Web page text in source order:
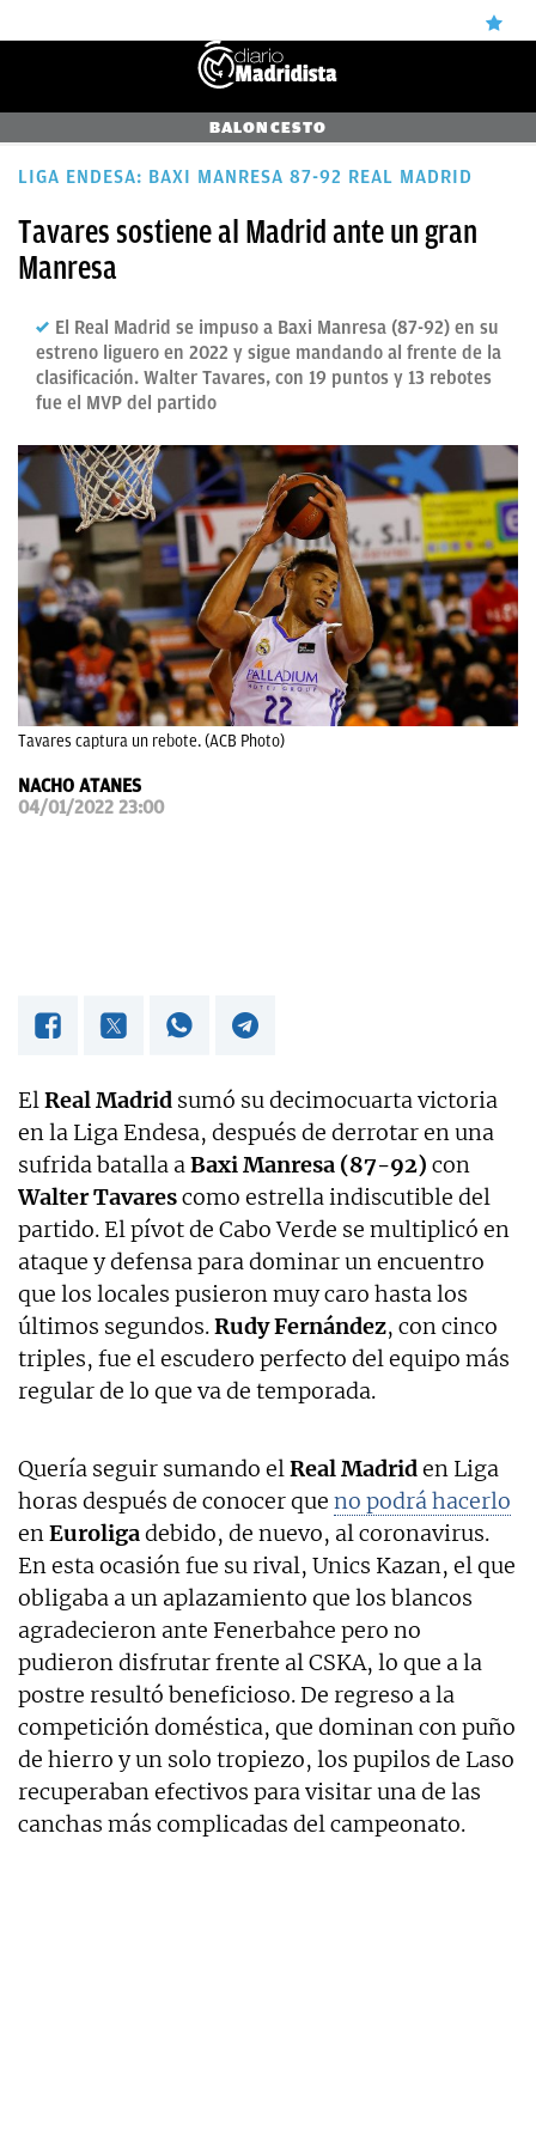
ÚLTIMAS
MADRID
CANTERA
FICHAJES
FEMENINO
PAPARAZZI
OKDIARIO
BALONCESTO
LIGA ENDESA: BAXI MANRESA 87-92 REAL MADRID
Tavares sostiene al Madrid ante un gran
Manresa
El Real Madrid se impuso a Baxi Manresa (87-92) en su
estreno liguero en 2022 y sigue mandando al frente de la
clasificación. Walter Tavares, con 19 puntos y 13 rebotes
fue el MVP del partido
Tavares captura un rebote. (ACB Photo)
NACHO ATANES
04/01/2022 23:00
ElReal Madrid sumó su decimocuarta victoria
en la Liga Endesa, después de derrotar en una
sufrida batalla aBaxi Manresa (87-92) con
Walter Tavarescomo estrella indiscutible del
partido. El pívot de Cabo Verde se multiplicó en
ataque y defensa para dominar un encuentro
que los locales pusieron muy caro hasta los
últimos segundos.Rudy Fernández, con cinco
triples, fue el escudero perfecto del equipo más
regular de lo que va de temporada.
Quería seguir sumando elReal Madriden Liga
horas después de conocer que no podrá hacerlo
enEuroligadebido, de nuevo, al coronavirus.
En esta ocasión fue su rival, Unics Kazan, el que
obligaba a un aplazamiento que los blancos
agradecieron ante Fenerbahce pero no
pudieron disfrutar frente al CSKA, lo que a la
postre resultó beneficioso. De regreso a la
competición doméstica, que dominan con puño
de hierro y un solo tropiezo, los pupilos de Laso
recuperaban efectivos para visitar una de las
canchas más complicadas del campeonato.